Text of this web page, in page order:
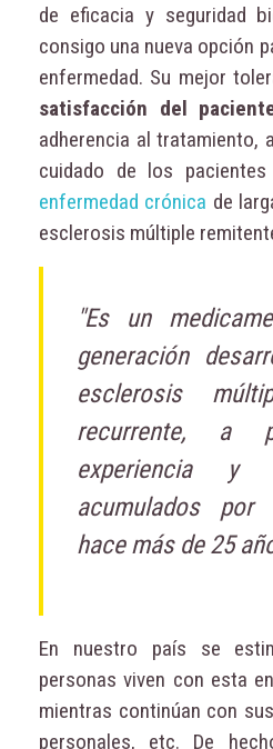
de eficacia y seguridad
consigo una nueva opción
enfermedad. Su mejor
satisfacción del
adherencia al tratamiento,
cuidado de los
enfermedad crónica de
esclerosis múltiple
"Es un
generación
esclerosis
recurrente, a
experiencia y
acumulados por
hace más de 25
En nuestro país se
personas viven con esta
mientras continúan con
personales, etc. De